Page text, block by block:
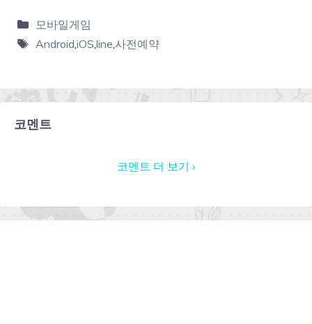
모바일게임
Android,iOS,line,사전예약
코멘트
코멘트 더 보기 ›